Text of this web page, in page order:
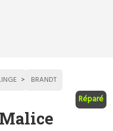
BRANDT
Réparé